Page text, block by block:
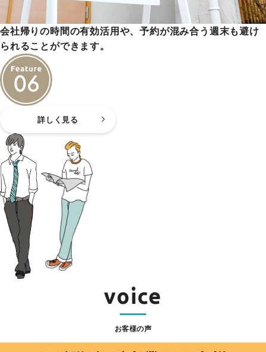
会社帰りの時間の有効活用や、予約が混み合う週末も避け
られることができます。
詳しく見る
voice
お客様の声